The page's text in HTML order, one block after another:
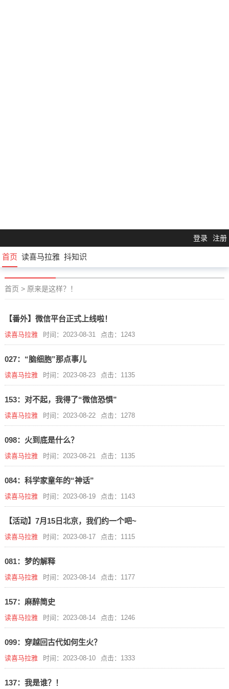
登录 注册
首页 读喜马拉雅 抖知识
首页 > 原来是这样？！
【番外】微信平台正式上线啦！
读喜马拉雅 时间：2023-08-31 点击：1243
027：“脑细胞”那点事儿
读喜马拉雅 时间：2023-08-23 点击：1135
153：对不起，我得了“微信恐惧”
读喜马拉雅 时间：2023-08-22 点击：1278
098：火到底是什么？
读喜马拉雅 时间：2023-08-21 点击：1135
084：科学家童年的“神话”
读喜马拉雅 时间：2023-08-19 点击：1143
【活动】7月15日北京，我们约一个吧~
读喜马拉雅 时间：2023-08-17 点击：1115
081：梦的解释
读喜马拉雅 时间：2023-08-14 点击：1177
157：麻醉简史
读喜马拉雅 时间：2023-08-14 点击：1246
099：穿越回古代如何生火？
读喜马拉雅 时间：2023-08-10 点击：1333
137：我是谁？！